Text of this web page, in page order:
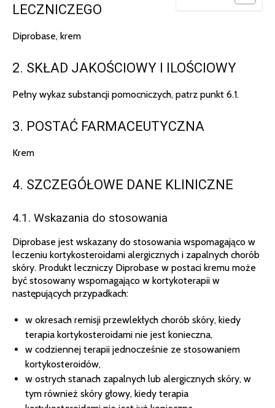
LECZNICZEGO
Diprobase, krem
2. SKŁAD JAKOŚCIOWY I ILOŚCIOWY
Pełny wykaz substancji pomocniczych, patrz punkt 6.1.
3. POSTAĆ FARMACEUTYCZNA
Krem
4. SZCZEGÓŁOWE DANE KLINICZNE
4.1. Wskazania do stosowania
Diprobase jest wskazany do stosowania wspomagająco w
leczeniu kortykosteroidami alergicznych i zapalnych chorób
skóry. Produkt leczniczy Diprobase w postaci kremu może
być stosowany wspomagająco w kortykoterapii w
następujących przypadkach:
w okresach remisji przewlekłych chorób skóry, kiedy
terapia kortykosteroidami nie jest konieczna,
w codziennej terapii jednocześnie ze stosowaniem
kortykosteroidów,
w ostrych stanach zapalnych lub alergicznych skóry, w
tym również skóry głowy, kiedy terapia